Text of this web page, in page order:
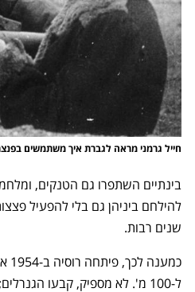
חייל גרמני מראה לגברת איך משתמשים
שנים רבות.
ל-100 מ'. לא מספיק, קבעו הגנרלים; אנחנו צריכים משהו הרבה יותר טוב, נשק שהוא מהפכה.